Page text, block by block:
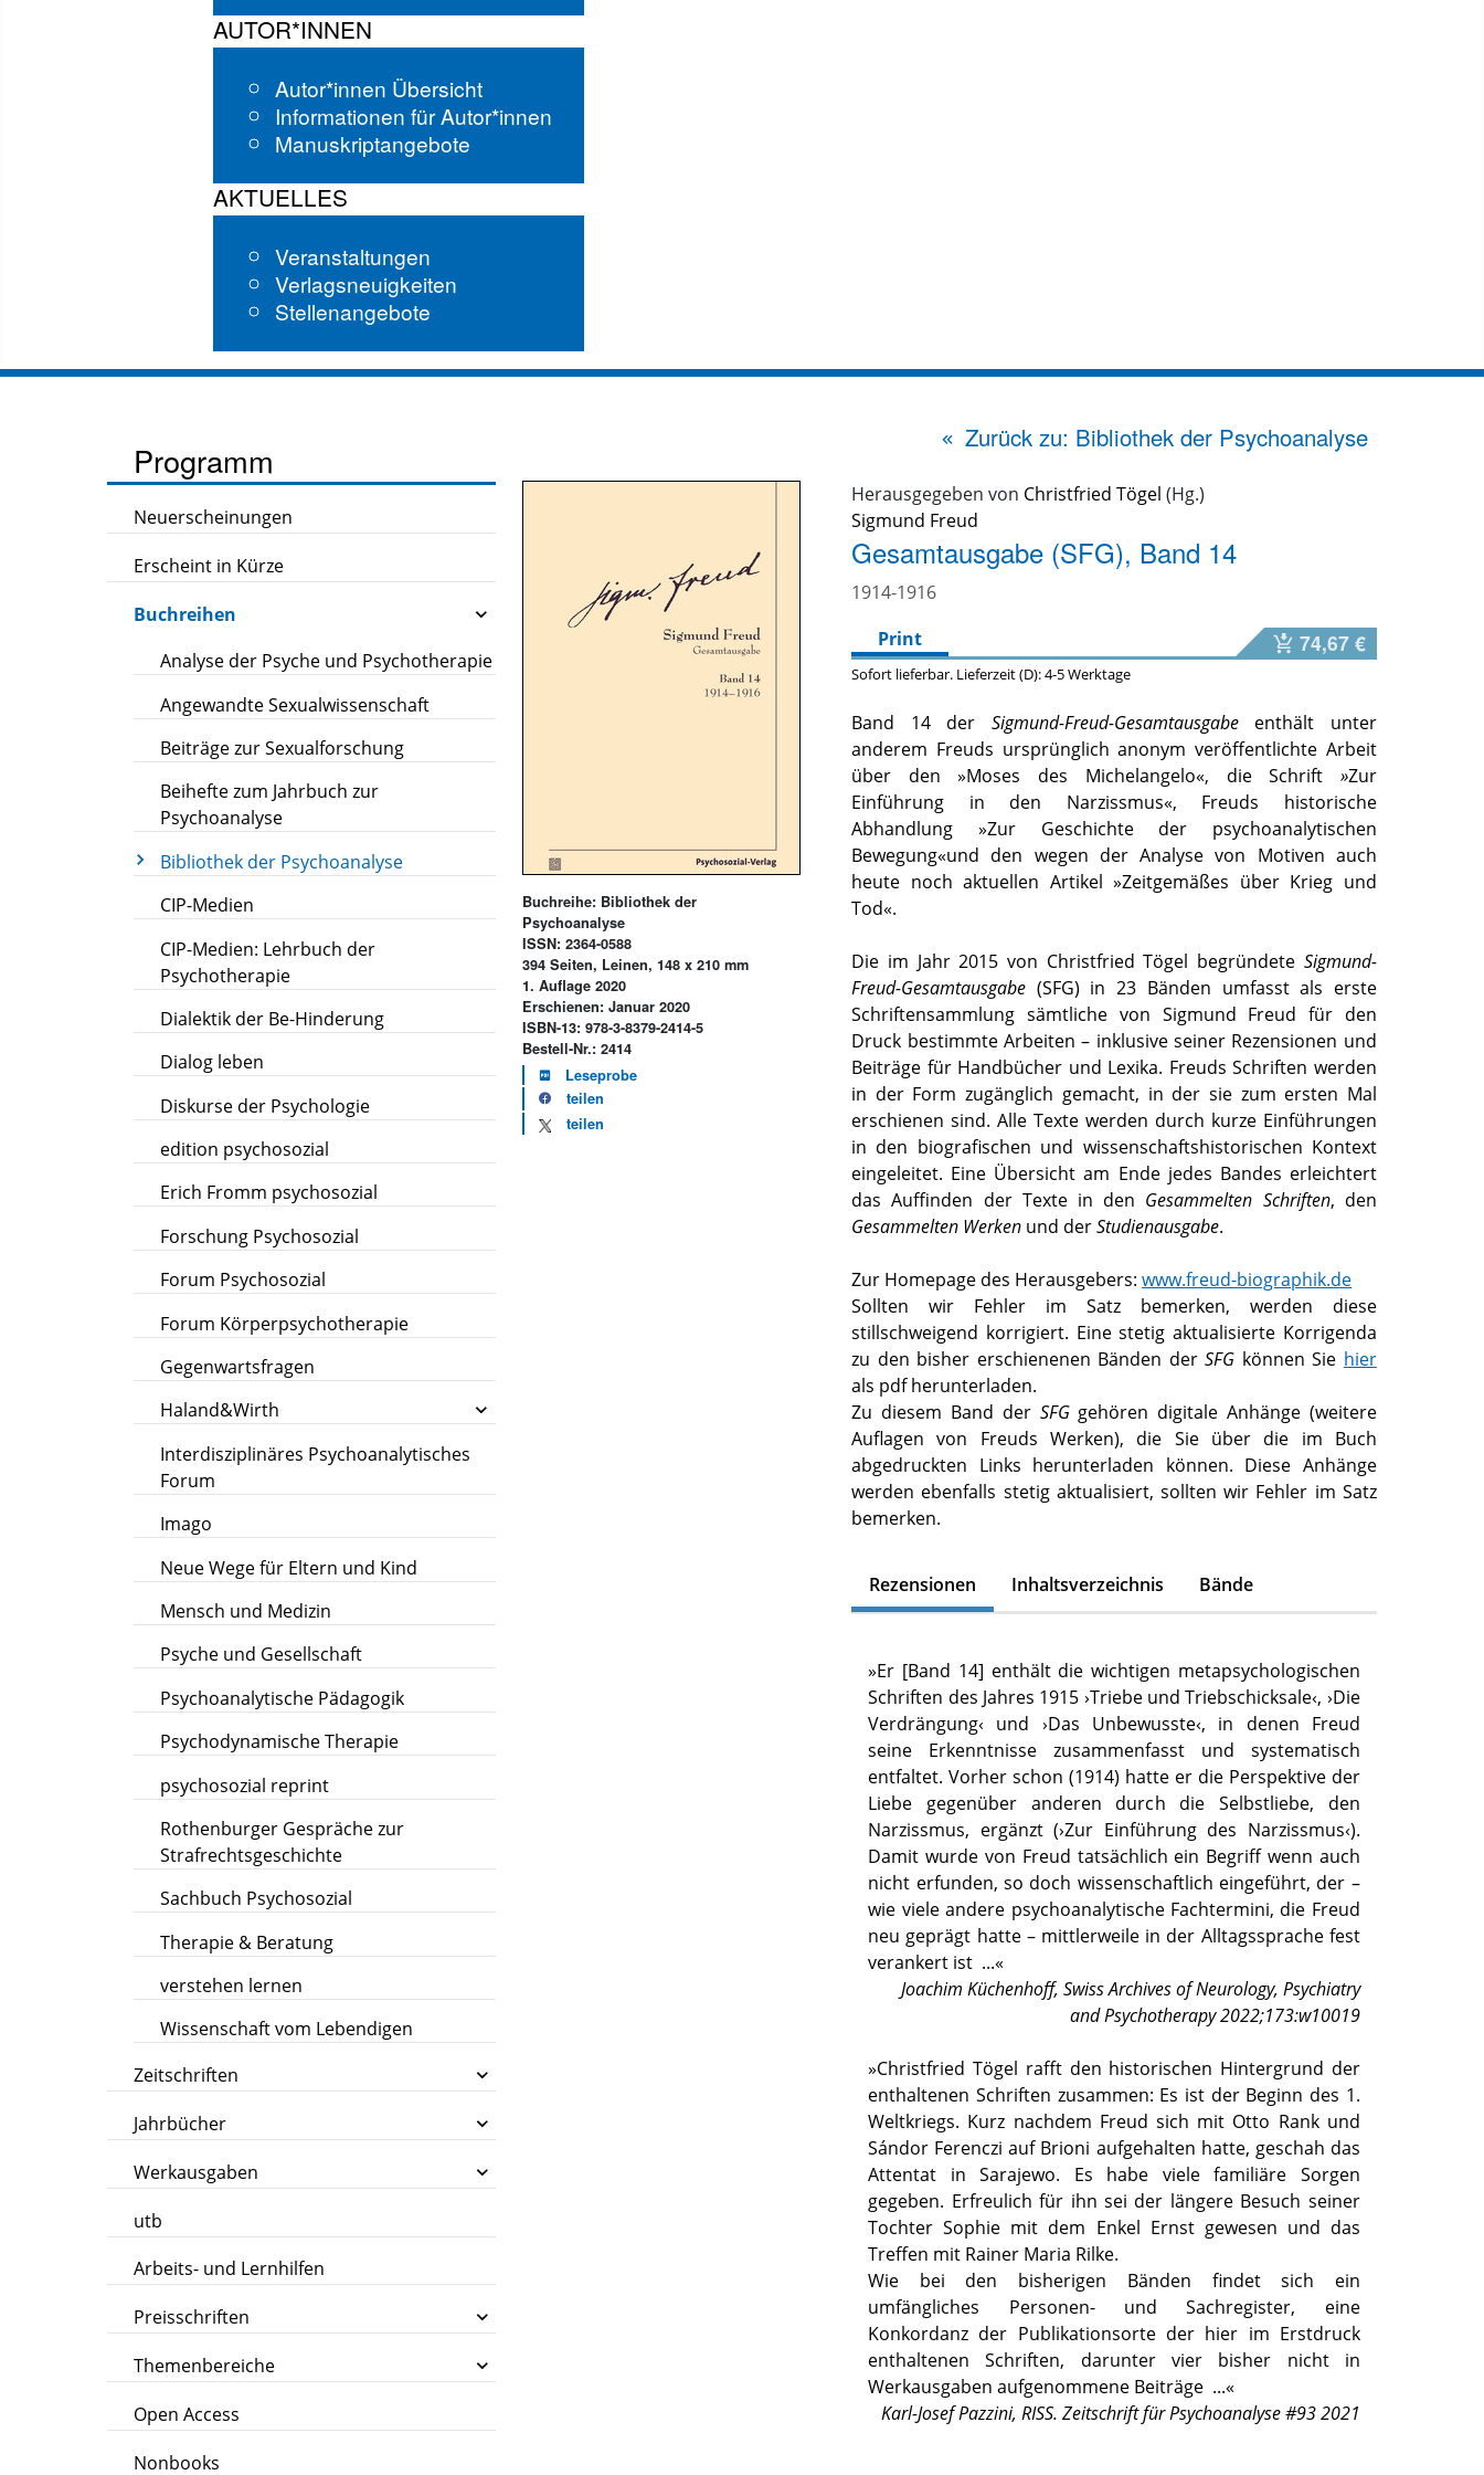
AUTOR*INNEN
Autor*innen Übersicht
Informationen für Autor*innen
Manuskriptangebote
AKTUELLES
Veranstaltungen
Verlagsneuigkeiten
Stellenangebote
Programm
Neuerscheinungen
Erscheint in Kürze
Buchreihen
Analyse der Psyche und Psychotherapie
Angewandte Sexualwissenschaft
Beiträge zur Sexualforschung
Beihefte zum Jahrbuch zur
Psychoanalyse
Bibliothek der Psychoanalyse
CIP-Medien
CIP-Medien: Lehrbuch der
Psychotherapie
Dialektik der Be-Hinderung
Dialog leben
Diskurse der Psychologie
edition psychosozial
Erich Fromm psychosozial
Forschung Psychosozial
Forum Psychosozial
Forum Körperpsychotherapie
Gegenwartsfragen
Haland&Wirth
Interdisziplinäres Psychoanalytisches
Forum
Imago
Neue Wege für Eltern und Kind
Mensch und Medizin
Psyche und Gesellschaft
Psychoanalytische Pädagogik
Psychodynamische Therapie
psychosozial reprint
Rothenburger Gespräche zur
Strafrechtsgeschichte
Sachbuch Psychosozial
Therapie & Beratung
verstehen lernen
Wissenschaft vom Lebendigen
Zeitschriften
Jahrbücher
Werkausgaben
utb
Arbeits- und Lernhilfen
Preisschriften
Themenbereiche
Open Access
Nonbooks
Zurück zu: Bibliothek der Psychoanalyse
Buchreihe: Bibliothek der
Psychoanalyse
ISSN: 2364-0588
394 Seiten, Leinen, 148 x 210 mm
1. Auflage 2020
Erschienen: Januar 2020
ISBN-13: 978-3-8379-2414-5
Bestell-Nr.: 2414
Leseprobe
teilen
teilen
Herausgegeben von Christfried Tögel
Sigmund Freud
Gesamtausgabe (SFG), Band 14
1914-1916
Print
74,67 €
Sofort lieferbar. Lieferzeit (D): 4-5 Werktage
Band 14 der Sigmund-Freud-Gesamtausgabeenthält unter
anderem Freuds ursprünglich anonym veröffentlichte Arbeit
über den »Moses des Michelangelo«, die Schrift »Zur
Einführung in den Narzissmus«, Freuds historische
Abhandlung »Zur Geschichte der psychoanalytischen
Bewegung«und den wegen der Analyse von Motiven auch
heute noch aktuellen Artikel »Zeitgemäßes über Krieg und
Tod«.
Die im Jahr 2015 von Christfried Tögel begründete Sigmund-
Freud-Gesamtausgabe (SFG) in 23 Bänden umfasst als erste
Schriftensammlung sämtliche von Sigmund Freud für den
Druck bestimmte Arbeiten – inklusive seiner Rezensionen und
Beiträge für Handbücher und Lexika. Freuds Schriften werden
in der Form zugänglich gemacht, in der sie zum ersten Mal
erschienen sind. Alle Texte werden durch kurze Einführungen
in den biografischen und wissenschaftshistorischen Kontext
eingeleitet. Eine Übersicht am Ende jedes Bandes erleichtert
das Auffinden der Texte in den Gesammelten Schriften, den
Gesammelten Werken und derStudienausgabe.
Zur Homepage des Herausgebers: www.freud-biographik.de
Sollten wir Fehler im Satz bemerken, werden diese
stillschweigend korrigiert. Eine stetig aktualisierte Korrigenda
zu den bisher erschienenen Bänden derSFG können Sie hier
als pdf herunterladen.
Zu diesem Band der SFGgehören digitale Anhänge (weitere
Auflagen von Freuds Werken), die Sie über die im Buch
abgedruckten Links herunterladen können. Diese Anhänge
werden ebenfalls stetig aktualisiert, sollten wir Fehler im Satz
bemerken.
Rezensionen Inhaltsverzeichnis Bände
»Er [Band 14] enthält die wichtigen metapsychologischen
Schriften des Jahres 1915 ›Triebe und Triebschicksale‹, ›Die
Verdrängung‹ und ›Das Unbewusste‹, in denen Freud
seine Erkenntnisse zusammenfasst und systematisch
entfaltet. Vorher schon (1914) hatte er die Perspektive der
Liebe gegenüber anderen durch die Selbstliebe, den
Narzissmus, ergänzt (›Zur Einführung des Narzissmus‹).
Damit wurde von Freud tatsächlich ein Begriff wenn auch
nicht erfunden, so doch wissenschaftlich eingeführt, der –
wie viele andere psychoanalytische Fachtermini, die Freud
neu geprägt hatte – mittlerweile in der Alltagssprache fest
verankert ist ...«
Joachim Küchenhoff, Swiss Archives of Neurology, Psychiatry
and Psychotherapy 2022;173:w10019
»Christfried Tögel rafft den historischen Hintergrund der
enthaltenen Schriften zusammen: Es ist der Beginn des 1.
Weltkriegs. Kurz nachdem Freud sich mit Otto Rank und
Sándor Ferenczi auf Brioni aufgehalten hatte, geschah das
Attentat in Sarajewo. Es habe viele familiäre Sorgen
gegeben. Erfreulich für ihn sei der längere Besuch seiner
Tochter Sophie mit dem Enkel Ernst gewesen und das
Treffen mit Rainer Maria Rilke.
Wie bei den bisherigen Bänden findet sich ein
umfängliches Personen- und Sachregister, eine
Konkordanz der Publikationsorte der hier im Erstdruck
enthaltenen Schriften, darunter vier bisher nicht in
Werkausgaben aufgenommene Beiträge ...«
Karl-Josef Pazzini, RISS. Zeitschrift für Psychoanalyse #93 2021